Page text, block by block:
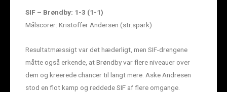
SIF – Brøndby: 1-3 (1-1)
Målscorer: Kristoffer Andersen (str.spark)
Resultatmæssigt var det hæderligt, men SIF-drengene
måtte også erkende, at Brøndby var flere niveauer over
dem og kreerede chancer til langt mere. Aske Andresen
stod en flot kamp og reddede SIF af flere omgange.